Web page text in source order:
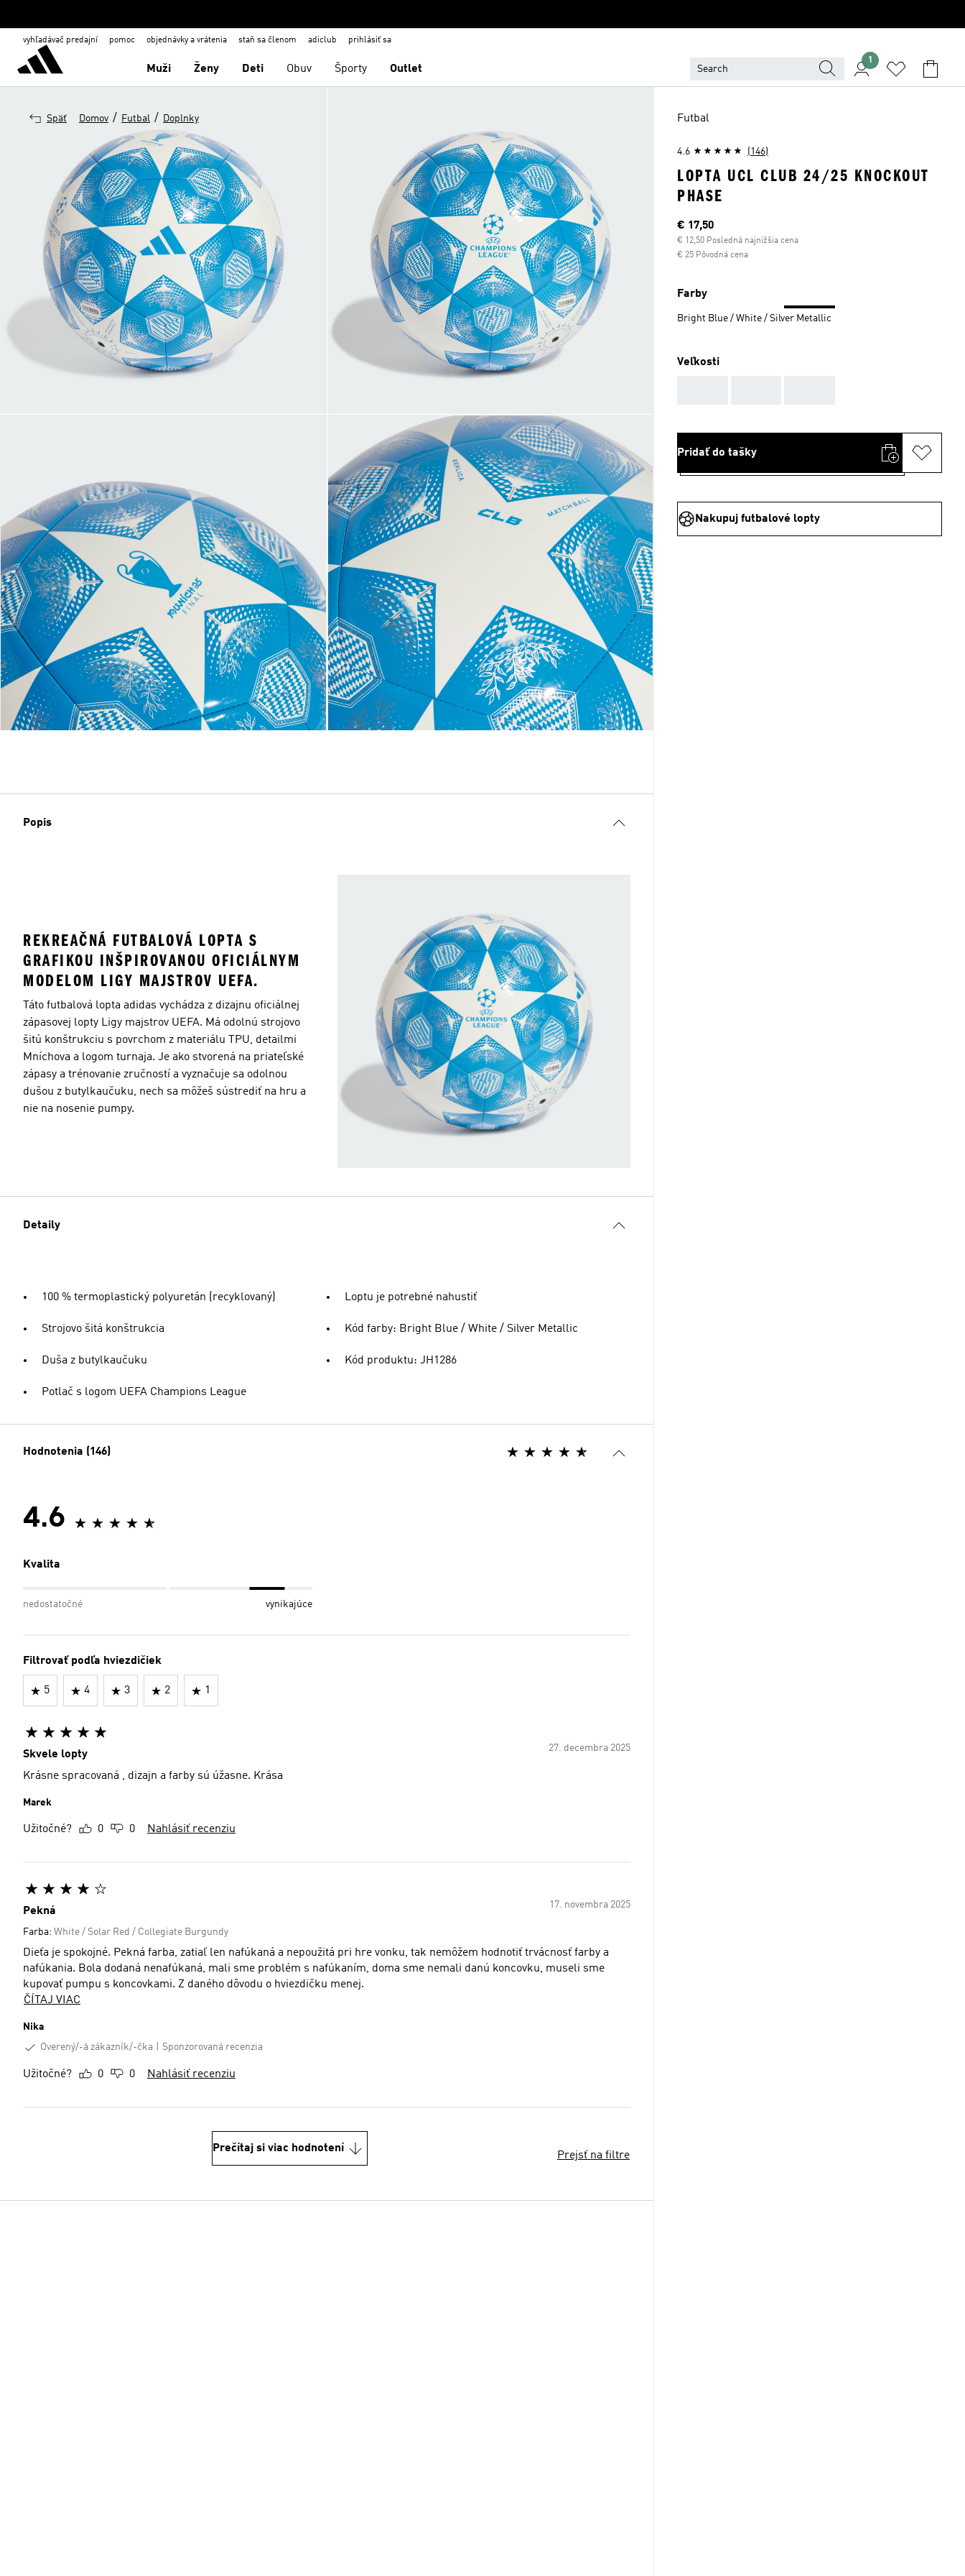
vyhľadávač predajní pomoc objednávky a vrátenia staň sa členom adiclub prihlásiť sa
Muži Ženy Deti Obuv Športy Outlet
1
Späť Domov / Futbal / Doplnky
Popis
REKREAČNÁ FUTBALOVÁ LOPTA S
GRAFIKOU INŠPIROVANOU OFICIÁLNYM
MODELOM LIGY MAJSTROV UEFA.
Táto futbalová lopta adidas vychádza z dizajnu oficiálnej
zápasovej lopty Ligy majstrov UEFA. Má odolnú strojovo
šitú konštrukciu s povrchom z materiálu TPU, detailmi
Mníchova a logom turnaja. Je ako stvorená na priateľské
zápasy a trénovanie zručností a vyznačuje sa odolnou
dušou z butylkaučuku, nech sa môžeš sústrediť na hru a
nie na nosenie pumpy.
Detaily
100 % termoplastický polyuretán (recyklovaný)
Strojovo šitá konštrukcia
Duša z butylkaučuku
Potlač s logom UEFA Champions League
Loptu je potrebné nahustiť
Kód farby: Bright Blue / White / Silver Metallic
Kód produktu: JH1286
Hodnotenia (146)
4.6
Kvalita
nedostatočné vynikajúce
Filtrovať podľa hviezdičiek
5 4 3 2 1
27. decembra 2025
Skvele lopty
Krásne spracovaná , dizajn a farby sú úžasne. Krása
Marek
Užitočné? 0 0 Nahlásiť recenziu
17. novembra 2025
Pekná
Farba: White / Solar Red / Collegiate Burgundy
Dieťa je spokojné. Pekná farba, zatiaľ len nafúkaná a nepoužitá pri hre vonku, tak nemôžem hodnotiť trvácnosť farby a
nafúkania. Bola dodaná nenafúkaná, mali sme problém s nafúkaním, doma sme nemali danú koncovku, museli sme
kupovať pumpu s koncovkami. Z daného dôvodu o hviezdičku menej.
ČÍTAJ VIAC
Nika
Overený/-á zákazník/-čka
Sponzorovaná recenzia
Užitočné? 0 0 Nahlásiť recenziu
Prečítaj si viac hodnotení
Prejsť na filtre
Futbal
4.6 (146)
LOPTA UCL CLUB 24/25 KNOCKOUT
PHASE
Aktuálna cena
€ 17,50
€ 12,50 Posledná najnižšia cena
€ 25 Pôvodná cena
Farby
Bright Blue / White / Silver Metallic
Veľkosti
Pridať do tašky
Nakupuj futbalové lopty